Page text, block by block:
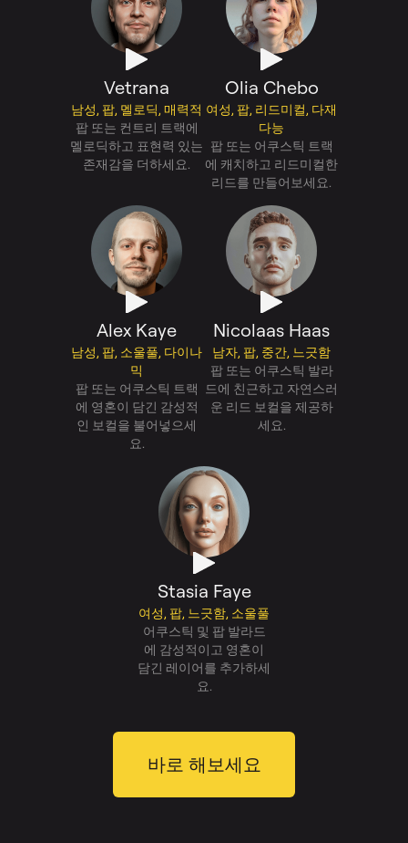
Vetrana
남성, 팝, 멜로딕, 매력적
팝 또는 컨트리 트랙에
멜로딕하고 표현력 있는
존재감을 더하세요.
Olia Chebo
여성, 팝, 리드미컬, 다재
다능
팝 또는 어쿠스틱 트랙
에 캐치하고 리드미컬한
리드를 만들어보세요.
Alex Kaye
남성, 팝, 소울풀, 다이나
믹
팝 또는 어쿠스틱 트랙
에 영혼이 담긴 감성적
인 보컬을 불어넣으세
요.
Nicolaas Haas
남자, 팝, 중간, 느긋함
팝 또는 어쿠스틱 발라
드에 친근하고 자연스러
운 리드 보컬을 제공하
세요.
Stasia Faye
여성, 팝, 느긋함, 소울풀
어쿠스틱 및 팝 발라드
에 감성적이고 영혼이
담긴 레이어를 추가하세
요.
바로 해보세요